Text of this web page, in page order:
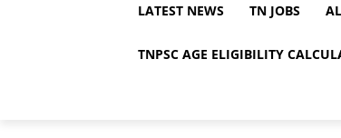
LATEST NEWS TN JOBS
TNPSC AGE ELIGIBILITY